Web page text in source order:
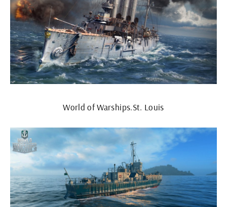
World of Warships.St. Louis